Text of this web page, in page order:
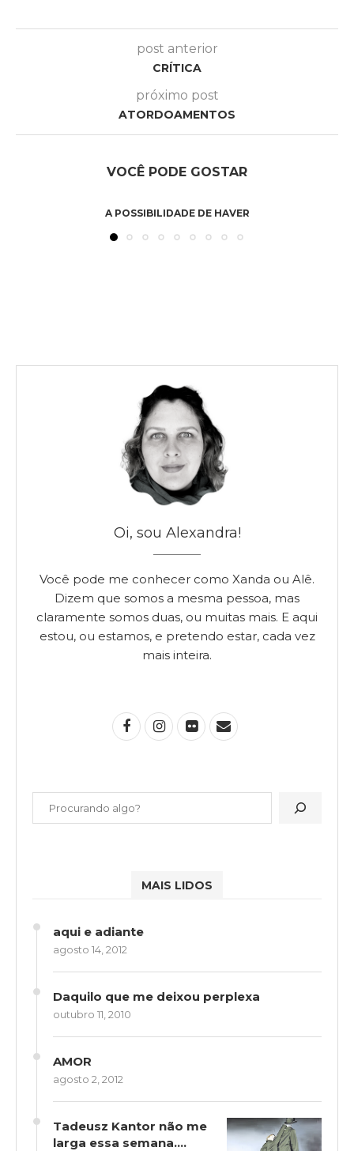
post anterior
CRÍTICA
próximo post
ATORDOAMENTOS
VOCÊ PODE GOSTAR
A POSSIBILIDADE DE HAVER
Oi, sou Alexandra!
Você pode me conhecer como Xanda ou Alê.
Dizem que somos a mesma pessoa, mas
claramente somos duas, ou muitas mais. E aqui
estou, ou estamos, e pretendo estar, cada vez
mais inteira.
MAIS LIDOS
aqui e adiante
agosto 14, 2012
Daquilo que me deixou perplexa
outubro 11, 2010
AMOR
agosto 2, 2012
Tadeusz Kantor não me
larga essa semana….